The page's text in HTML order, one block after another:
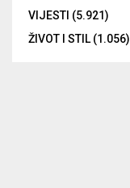
VIJESTI (5.921)
ŽIVOT I STIL(1.056)